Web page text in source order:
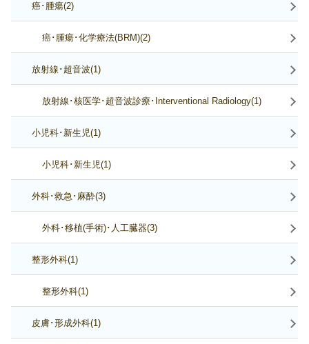
癌･腫瘍(2)
癌･腫瘍･化学療法(BRM)(2)
放射線･超音波(1)
放射線･核医学･超音波診療･Interventional Radiology(1)
小児科･新生児(1)
小児科･新生児(1)
外科･救急･麻酔(3)
外科･移植(手術)･人工臓器(3)
整形外科(1)
整形外科(1)
皮膚･形成外科(1)